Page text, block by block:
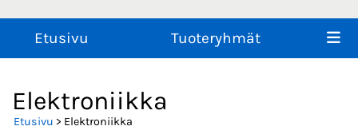
Etusivu Tuoteryhmät
Elektroniikka
Etusivu > Elektroniikka